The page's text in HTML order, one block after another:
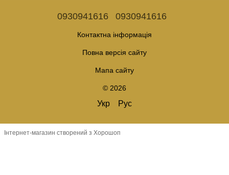
0930941616 0930941616
Контактна інформація
Повна версія сайту
Мапа сайту
© 2026
Укр Рус
Інтернет-магазин створений з Хорошоп